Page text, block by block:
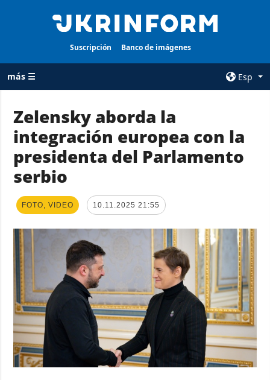
Suscripción Banco de imágenes
más ☰
Esp
TODAS LAS
CATEGORÍAS
Guerra
Reconstrucción
de Ucrania
Economía
Defensa
Sociedad y
Cultura
Deportes
Crimen
Desastres y
emergencias
AGENCIA
sobre la agencia
suscripción
Política de
privacidad y
protección de
datos personales
Zelensky aborda la
integración europea con la
presidenta del Parlamento
serbio
FOTO, VIDEO 10.11.2025 21:55